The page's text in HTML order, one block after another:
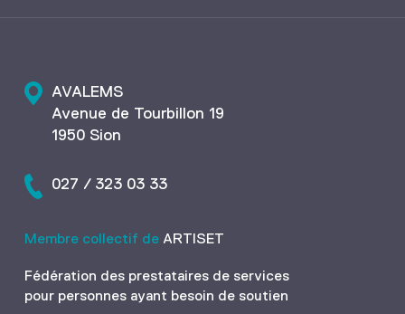
AVALEMS
Avenue de Tourbillon 19
1950 Sion
027 / 323 03 33
Membre collectif deARTISET
Fédération des prestataires de services
pour personnes ayant besoin de soutien